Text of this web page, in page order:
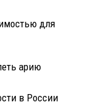
для
арию
в России